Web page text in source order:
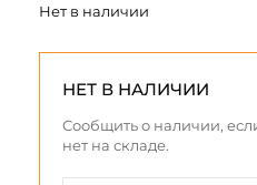
Нет в наличии
НЕТ В НАЛИЧИИ
Сообщить о наличии,
нет на складе.